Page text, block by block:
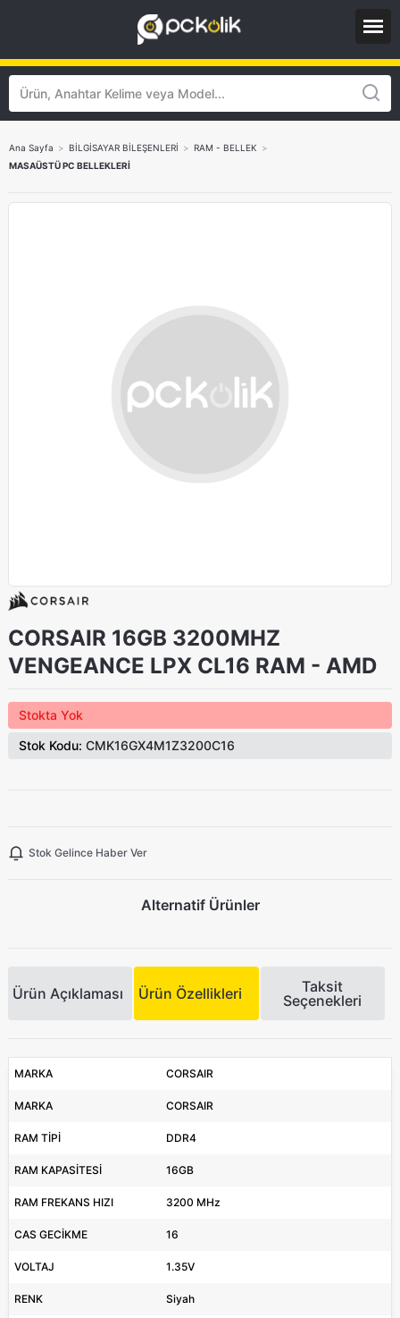
Ana Sayfa > BİLGİSAYAR BİLEŞENLERİ > RAM - BELLEK >
MASAÜSTÜ PC BELLEKLERİ
CORSAIR 16GB 3200MHZ
VENGEANCE LPX CL16 RAM - AMD
Stokta Yok
Stok Kodu: CMK16GX4M1Z3200C16
Stok Gelince Haber Ver
Alternatif Ürünler
Ürün Açıklaması Ürün Özellikleri
Taksit
Seçenekleri
MARKA CORSAIR
MARKA CORSAIR
RAM TİPİ DDR4
RAM KAPASİTESİ 16GB
RAM FREKANS HIZI 3200 MHz
CAS GECİKME 16
VOLTAJ 1.35V
RENK Siyah